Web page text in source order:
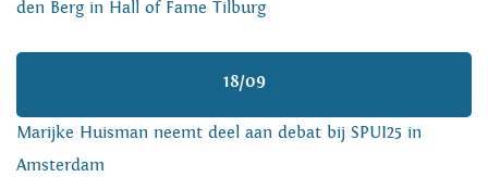
den Berg in Hall of Fame Tilburg
18/09
Marijke Huisman neemt deel aan debat bij SPUI25 in
Amsterdam